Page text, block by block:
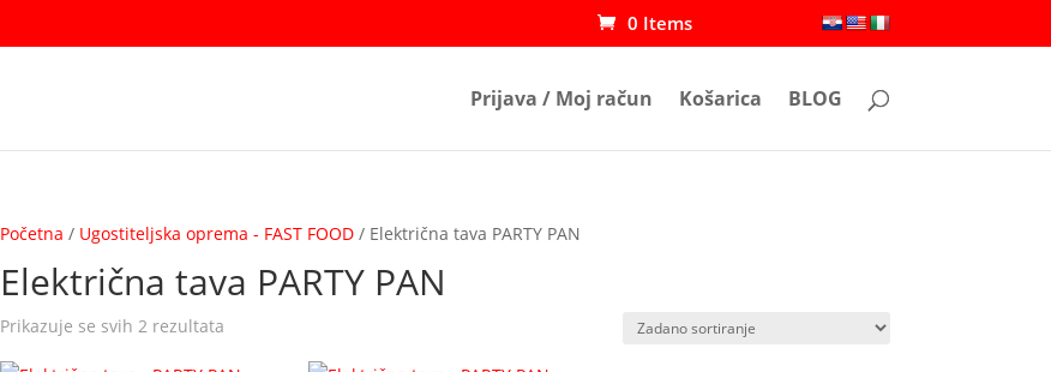
0 Items
Prijava / Moj račun Košarica BLOG
Početna / Ugostiteljska oprema - FAST FOOD/ Električna tava PARTY PAN
Električna tava PARTY PAN
Prikazuje se svih 2 rezultata